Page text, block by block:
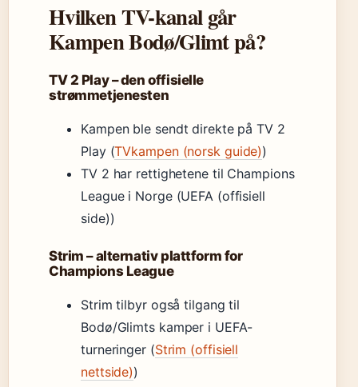
Hvilken TV-kanal går
Kampen Bodø/Glimt på?
TV 2 Play – den offisielle
strømmetjenesten
Kampen ble sendt direkte på TV 2
Play (TVkampen (norsk guide))
TV 2 har rettighetene til Champions
League i Norge (UEFA (offisiell
side))
Strim – alternativ plattform for
Champions League
Strim tilbyr også tilgang til
Bodø/Glimts kamper i UEFA-
turneringer (Strim (offisiell
nettside))